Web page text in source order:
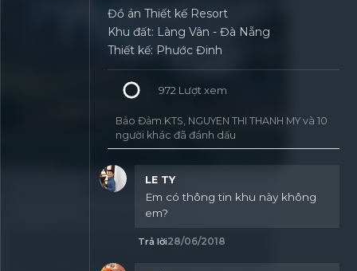
Đồ án Thiết kế Resort
Khu đất: Làng Vân - Đà Nẵng
Thiết kế: Phước Đinh
972 Lượt xem
Bảo Đảm.KTS, NGUYEN THI THANH MY và 10
người khác đã đánh dấu
LE TY
Em có thông tin khu này không
em?
Trả lời28/06/2018